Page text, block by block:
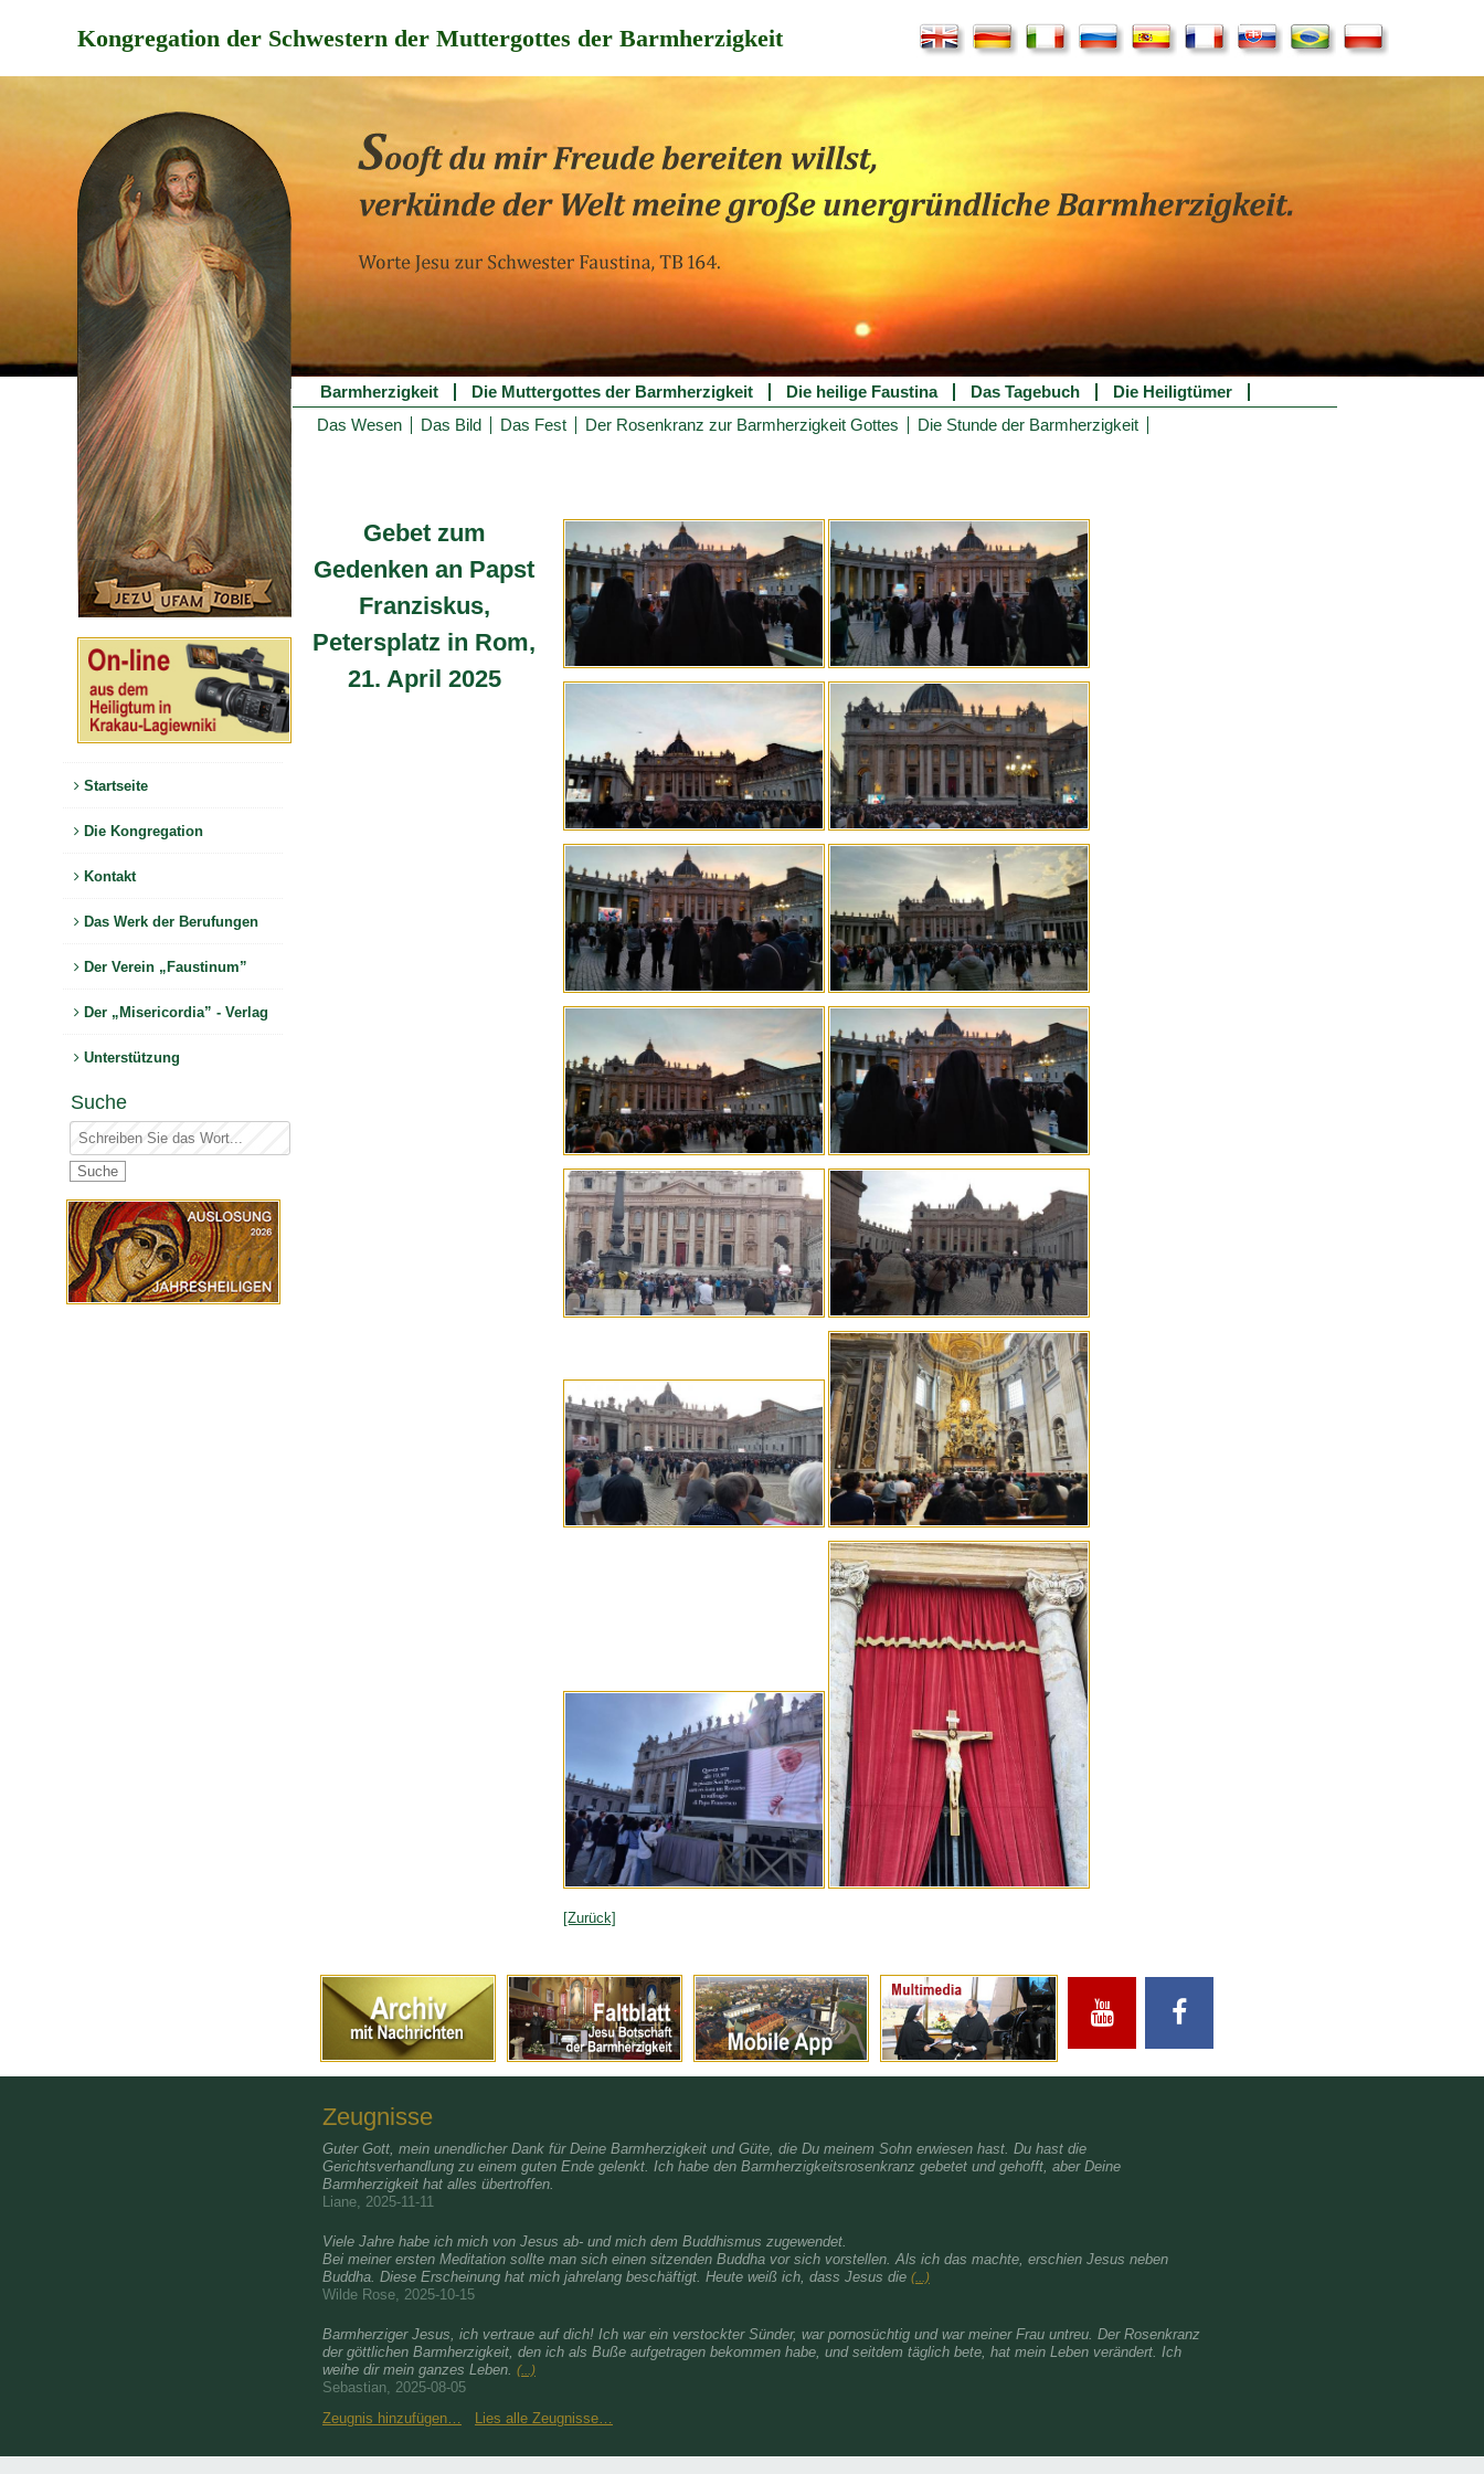
Kongregation der Schwestern der Muttergottes der Barmherzigkeit
Startseite
Die Kongregation
Kontakt
Das Werk der Berufungen
Der Verein „Faustinum”
Der „Misericordia” - Verlag
Unterstützung
Suche
Barmherzigkeit Die Muttergottes der Barmherzigkeit Die heilige Faustina Das Tagebuch
Die Heiligtümer
Das Wesen
Das Bild Das Fest Der Rosenkranz zur Barmherzigkeit Gottes Die Stunde der Barmherzigkeit
Gebet zum
Gedenken an Papst
Franziskus,
Petersplatz in Rom,
21. April 2025
[Zurück]
Zeugnisse
Guter Gott, mein unendlicher Dank für Deine Barmherzigkeit und Güte, die Du meinem Sohn erwiesen hast. Du hast die
Gerichtsverhandlung zu einem guten Ende gelenkt. Ich habe den Barmherzigkeitsrosenkranz gebetet und gehofft, aber Deine
Barmherzigkeit hat alles übertroffen.
Liane, 2025-11-11
Viele Jahre habe ich mich von Jesus ab- und mich dem Buddhismus zugewendet.
Bei meiner ersten Meditation sollte man sich einen sitzenden Buddha vor sich vorstellen. Als ich das machte, erschien Jesus neben
Buddha. Diese Erscheinung hat mich jahrelang beschäftigt. Heute weiß ich, dass Jesus die (...)
Wilde Rose, 2025-10-15
Barmherziger Jesus, ich vertraue auf dich! Ich war ein verstockter Sünder, war pornosüchtig und war meiner Frau untreu. Der Rosenkranz
der göttlichen Barmherzigkeit, den ich als Buße aufgetragen bekommen habe, und seitdem täglich bete, hat mein Leben verändert. Ich
weihe dir mein ganzes Leben. (...)
Sebastian, 2025-08-05
Zeugnis hinzufügen…
Lies alle Zeugnisse…